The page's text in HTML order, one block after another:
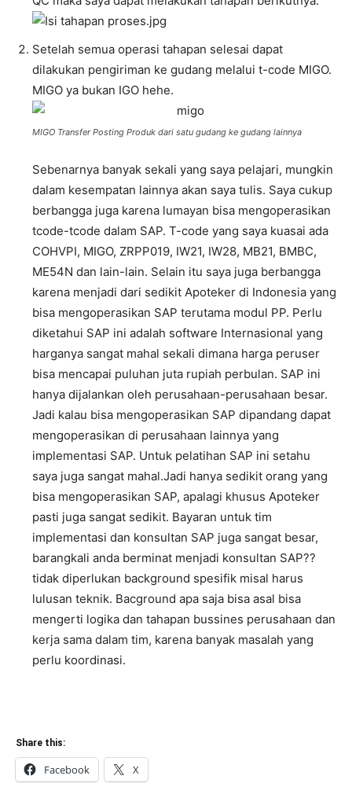
Setelah semua operasi tahapan selesai dapat
dilakukan pengiriman ke gudang melalui t-code MIGO.
MIGO ya bukan IGO hehe.
MIGO Transfer Posting Produk dari satu gudang ke gudang lainnya
Sebenarnya banyak sekali yang saya pelajari, mungkin
dalam kesempatan lainnya akan saya tulis. Saya cukup
berbangga juga karena lumayan bisa mengoperasikan
tcode-tcode dalam SAP. T-code yang saya kuasai ada
COHVPI, MIGO, ZRPP019, IW21, IW28, MB21, BMBC,
ME54N dan lain-lain. Selain itu saya juga berbangga
karena menjadi dari sedikit Apoteker di Indonesia yang
bisa mengoperasikan SAP terutama modul PP. Perlu
diketahui SAP ini adalah software Internasional yang
harganya sangat mahal sekali dimana harga peruser
bisa mencapai puluhan juta rupiah perbulan. SAP ini
hanya dijalankan oleh perusahaan-perusahaan besar.
Jadi kalau bisa mengoperasikan SAP dipandang dapat
mengoperasikan di perusahaan lainnya yang
implementasi SAP. Untuk pelatihan SAP ini setahu
saya juga sangat mahal.Jadi hanya sedikit orang yang
bisa mengoperasikan SAP, apalagi khusus Apoteker
pasti juga sangat sedikit. Bayaran untuk tim
implementasi dan konsultan SAP juga sangat besar,
barangkali anda berminat menjadi konsultan SAP??
tidak diperlukan background spesifik misal harus
lulusan teknik. Bacground apa saja bisa asal bisa
mengerti logika dan tahapan bussines perusahaan dan
kerja sama dalam tim, karena banyak masalah yang
perlu koordinasi.
Share this:
Facebook X